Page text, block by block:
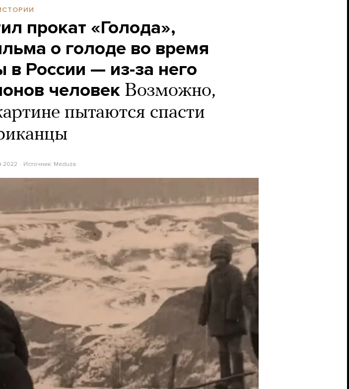
прокат «Голода»,
о голоде во время
России — из-за него
человек Возможно,
пытаются спасти
2022 Источник: Meduza